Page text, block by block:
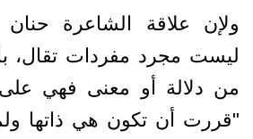
ولإن علاقة الشاعرة حنان
ليست مجرد مفردات تقال،
من دلالة أو معنى فهي
"قررت أن تكون هي ذاتها